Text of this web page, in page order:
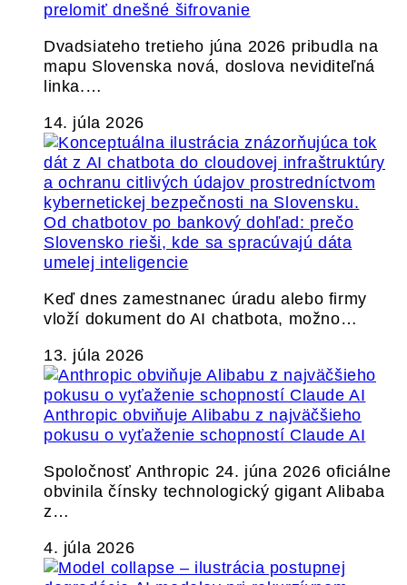
prelomiť dnešné šifrovanie
Dvadsiateho tretieho júna 2026 pribudla na
mapu Slovenska nová, doslova neviditeľná
linka.…
14. júla 2026
Od chatbotov po bankový dohľad: prečo
Slovensko rieši, kde sa spracúvajú dáta
umelej inteligencie
Keď dnes zamestnanec úradu alebo firmy
vloží dokument do AI chatbota, možno…
13. júla 2026
Anthropic obviňuje Alibabu z najväčšieho
pokusu o vyťaženie schopností Claude AI
Spoločnosť Anthropic 24. júna 2026 oficiálne
obvinila čínsky technologický gigant Alibaba
z…
4. júla 2026